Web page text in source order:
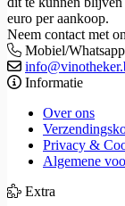
euro per aankoop.
Neem contact met
Mobiel/Whatsapp
Informatie
Over ons
Privacy &
Algemene
Extra